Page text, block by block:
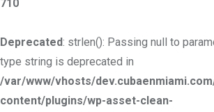
710
Deprecated: strlen(): Passing null to
type string is deprecated in
/var/www/vhosts/
content/plugins/wp-asset-clean-